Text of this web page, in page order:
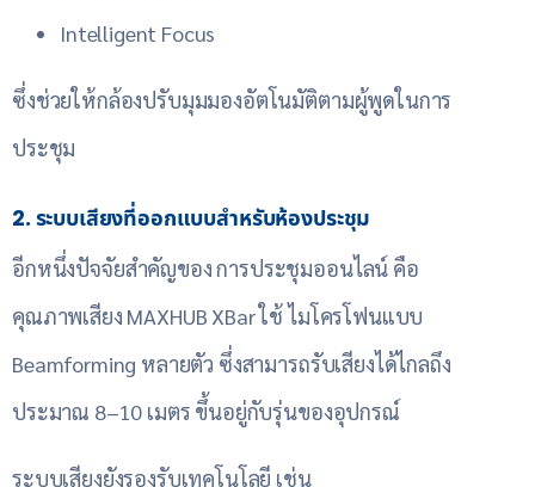
Intelligent Focus
ซึ่งช่วยให้กล้องปรับมุมมองอัตโนมัติตามผู้พูดในการ
ประชุม
2. ระบบเสียงที่ออกแบบสำหรับห้องประชุม
อีกหนึ่งปัจจัยสำคัญของ การประชุมออนไลน์ คือ
คุณภาพเสียง MAXHUB XBar ใช้ ไมโครโฟนแบบ
Beamforming หลายตัว ซึ่งสามารถรับเสียงได้ไกลถึง
ประมาณ 8–10 เมตร ขึ้นอยู่กับรุ่นของอุปกรณ์
ระบบเสียงยังรองรับเทคโนโลยี เช่น